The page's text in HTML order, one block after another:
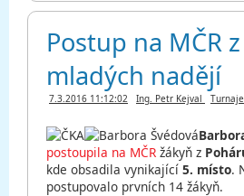
Postup na MČR
mladých nadějí
7.3.2016 11:12:02 Ing. Petr Kejval Turnaje
postoupila na MČR žákyň z
kde obsadila vynikající 5. místo.
postupovalo prvních 14 žákyň.